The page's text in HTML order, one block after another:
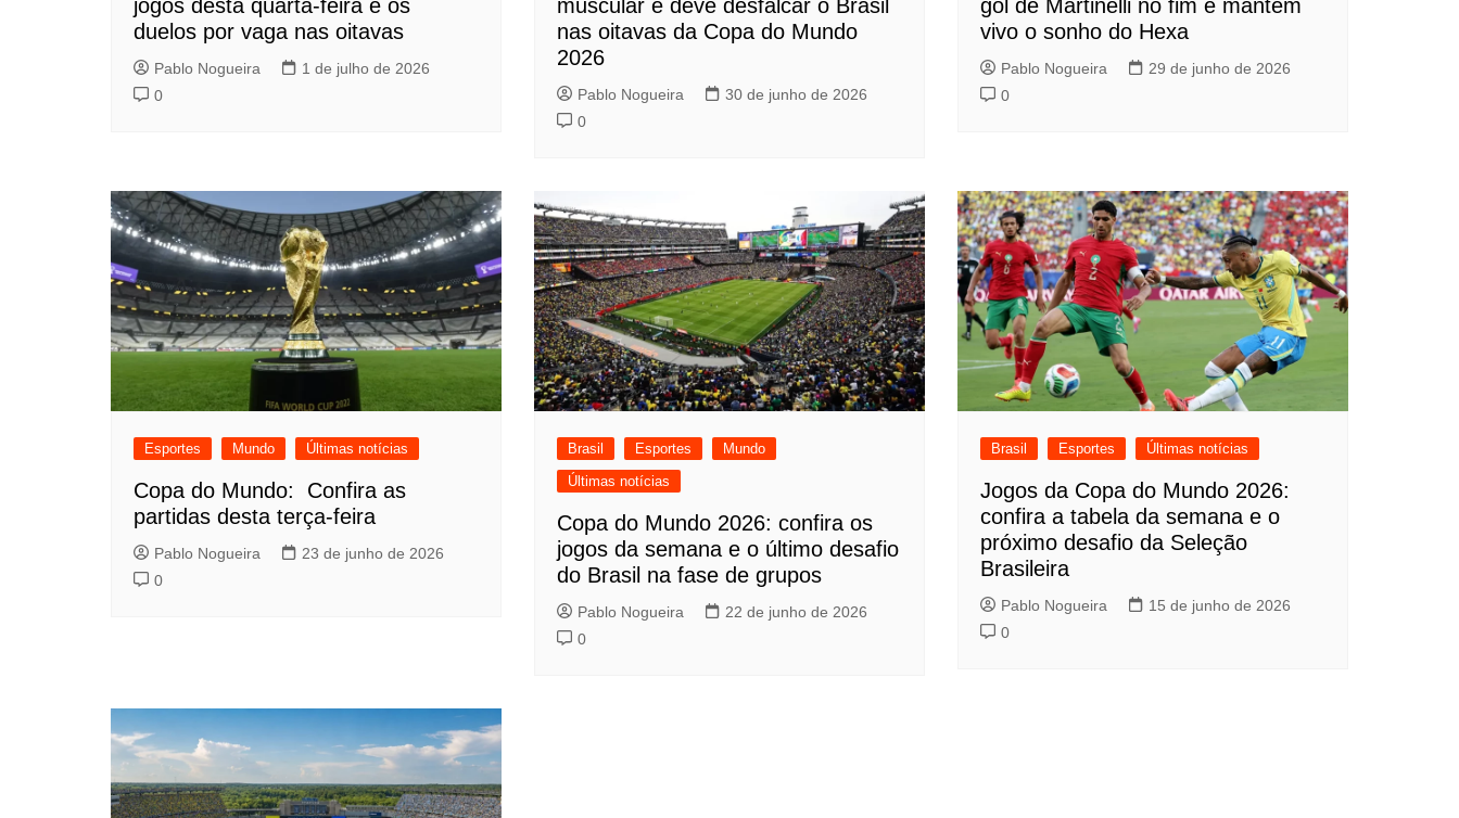
jogos desta quarta-feira e os
duelos por vaga nas oitavas
Pablo Nogueira
1 de julho de 2026
0
muscular e deve desfalcar o Brasil
nas oitavas da Copa do Mundo
2026
Pablo Nogueira
30 de junho de 2026
0
gol de Martinelli no fim e mantém
vivo o sonho do Hexa
Pablo Nogueira
29 de junho de 2026
0
Esportes Mundo Últimas notícias
Copa do Mundo: Confira as
partidas desta terça-feira
Pablo Nogueira
23 de junho de 2026
0
Brasil Esportes
Mundo
Últimas notícias
Copa do Mundo 2026: confira os
jogos da semana e o último desafio
do Brasil na fase de grupos
Pablo Nogueira
22 de junho de 2026
0
Brasil Esportes Últimas notícias
Jogos da Copa do Mundo 2026:
confira a tabela da semana e o
próximo desafio da Seleção
Brasileira
Pablo Nogueira
15 de junho de 2026
0